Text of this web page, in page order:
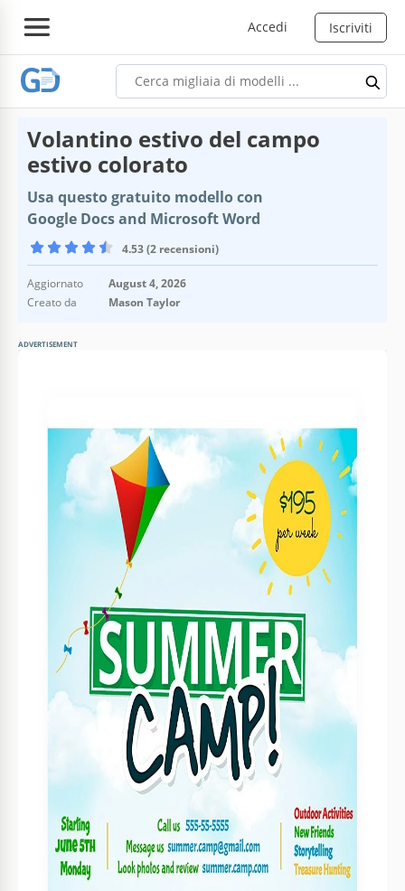
Accedi Iscriviti
Volantino estivo del campo
estivo colorato
Usa questo gratuito modello con
Google Docs and Microsoft Word
4.53 (2 recensioni)
Aggiornato
August 4, 2026
Creato da
Mason Taylor
ADVERTISEMENT